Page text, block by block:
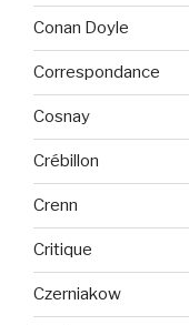
Conan Doyle
Correspondance
Cosnay
Crébillon
Crenn
Critique
Czerniakow